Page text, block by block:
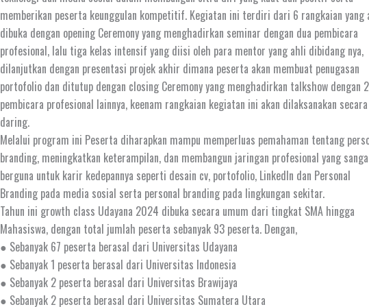
memberikan peserta keunggulan kompetitif. Kegiatan ini terdiri dari 6 rangkaian yang
dibuka dengan opening Ceremony yang menghadirkan seminar dengan dua pembicara
profesional, lalu tiga kelas intensif yang diisi oleh para mentor yang ahli dibidang nya,
dilanjutkan dengan presentasi projek akhir dimana peserta akan membuat penugasan
portofolio dan ditutup dengan closing Ceremony yang menghadirkan talkshow dengan 2
pembicara profesional lainnya, keenam rangkaian kegiatan ini akan dilaksanakan secara
daring.
Melalui program ini Peserta diharapkan mampu memperluas pemahaman tentang
branding, meningkatkan keterampilan, dan membangun jaringan profesional yang
berguna untuk karir kedepannya seperti desain cv, portofolio, LinkedIn dan Personal
Branding pada media sosial serta personal branding pada lingkungan sekitar.
Tahun ini growth class Udayana 2024 dibuka secara umum dari tingkat SMA hingga
Mahasiswa, dengan total jumlah peserta sebanyak 93 peserta. Dengan,
● Sebanyak 67 peserta berasal dari Universitas Udayana
● Sebanyak 1 peserta berasal dari Universitas Indonesia
● Sebanyak 2 peserta berasal dari Universitas Brawijaya
● Sebanyak 2 peserta berasal dari Universitas Sumatera Utara